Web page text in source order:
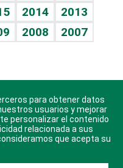
2014
2013
2008
2007
para Android, iOS y
para obtener datos
usuarios y mejorar
personalizar el contenido
relacionada a sus
que acepta su